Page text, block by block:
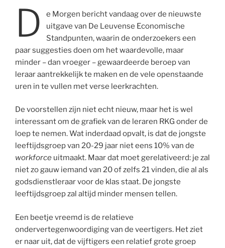
D
e Morgen bericht vandaag over de nieuwste
uitgave van De Leuvense Economische
Standpunten, waarin de onderzoekers een
paar suggesties doen om het waardevolle, maar
minder – dan vroeger – gewaardeerde beroep van
leraar aantrekkelijk te maken en de vele openstaande
uren in te vullen met verse leerkrachten.
De voorstellen zijn niet echt nieuw, maar het is wel
interessant om de grafiek van de leraren RKG onder de
loep te nemen. Wat inderdaad opvalt, is dat de jongste
leeftijdsgroep van 20-29 jaar niet eens 10% van de
workforce uitmaakt. Maar dat moet gerelativeerd: je zal
niet zo gauw iemand van 20 of zelfs 21 vinden, die al als
godsdienstleraar voor de klas staat. De jongste
leeftijdsgroep zal altijd minder mensen tellen.
Een beetje vreemd is de relatieve
ondervertegenwoordiging van de veertigers. Het ziet
er naar uit, dat de vijftigers een relatief grote groep